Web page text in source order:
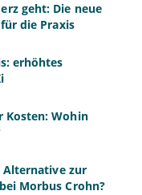
geht: Die neue
die Praxis
erhöhtes
Kosten: Wohin
Alternative zur
Morbus Crohn?